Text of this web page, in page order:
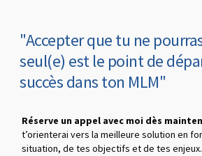
"Accepter que tu ne
seul(e) est le point de
succès dans ton MLM"
Réserve un appel avec moi dès
t’orienterai vers la meilleure solution en
situation, de tes objectifs et de tes enjeux.